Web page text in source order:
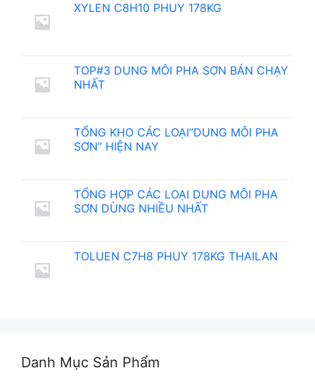
XYLEN C8H10 PHUY 178KG
TOP#3 DUNG MÔI PHA SƠN BÁN CHẠY
NHẤT
TỔNG KHO CÁC LOẠI”DUNG MÔI PHA
SƠN” HIỆN NAY
TỔNG HỢP CÁC LOẠI DUNG MÔI PHA
SƠN DÙNG NHIỀU NHẤT
TOLUEN C7H8 PHUY 178KG THAILAN
Danh Mục Sản Phẩm